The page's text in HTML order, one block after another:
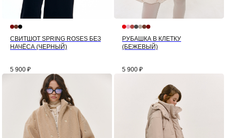
СВИТШОТ SPRING ROSES БЕЗ
НАЧЁСА (ЧЕРНЫЙ)
5 900 ₽
РУБАШКА В КЛЕТКУ
(БЕЖЕВЫЙ)
5 900 ₽